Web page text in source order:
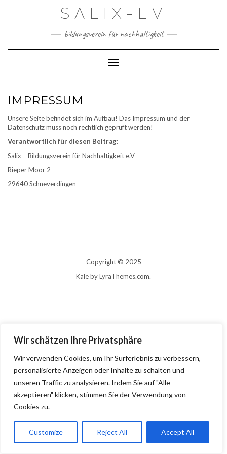
Wir schätzen Ihre Privatsphäre
Wir verwenden Cookies, um Ihr Surferlebnis zu verbessern,
personalisierte Anzeigen oder Inhalte zu schalten und
unseren Traffic zu analysieren. Indem Sie auf "Alle
akzeptieren" klicken, stimmen Sie der Verwendung von
Cookies zu.
Customize Reject All Accept All
SALIX-EV
bildungsverein für nachhaltigkeit
Toggle Navigation
IMPRESSUM
Unsere Seite befindet sich im Aufbau! Das Impressum und der
Datenschutz muss noch rechtlich geprüft werden!
Verantwortlich für diesen Beitrag:
Salix – Bildungsverein für Nachhaltigkeit e.V
Rieper Moor 2
29640 Schneverdingen
Copyright © 2025
Kaleby LyraThemes.com.